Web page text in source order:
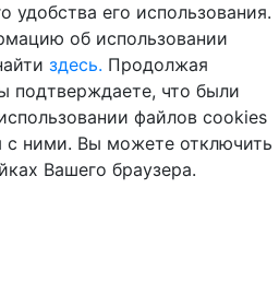
удобства его использования.
об использовании
здесь. Продолжая
подтверждаете, что были
файлов cookies
с ними. Вы можете отключить
Вашего браузера.